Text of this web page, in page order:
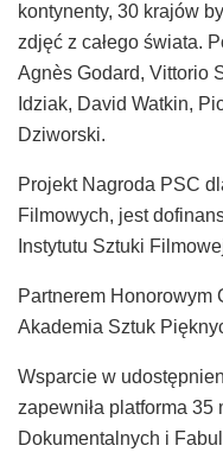
kontynenty, 30 krajów
zdjęć z całego świata.
Agnès Godard, Vittorio
Idziak, David Watkin,
Dziworski.
Projekt Nagroda PSC
Filmowych, jest
Instytutu Sztuki
Partnerem Honorowym
Akademia Sztuk
Wsparcie w
zapewniła platforma
Dokumentalnych i